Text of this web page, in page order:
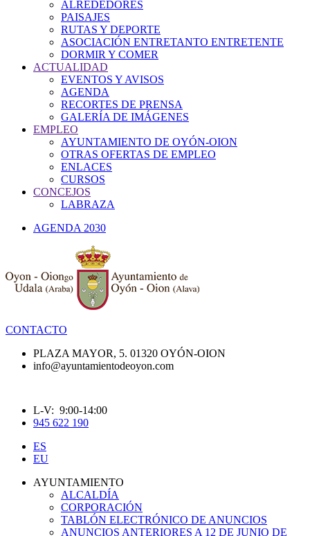
ALREDEDORES
PAISAJES
RUTAS Y DEPORTE
ASOCIACIÓN ENTRETANTO ENTRETENTE
DORMIR Y COMER
ACTUALIDAD
EVENTOS Y AVISOS
AGENDA
RECORTES DE PRENSA
GALERÍA DE IMÁGENES
EMPLEO
AYUNTAMIENTO DE OYÓN-OION
OTRAS OFERTAS DE EMPLEO
ENLACES
CURSOS
CONCEJOS
LABRAZA
AGENDA 2030
CONTACTO
PLAZA MAYOR, 5. 01320 OYÓN-OION
info@ayuntamientodeoyon.com
L-V: 9:00-14:00
945 622 190
ES
EU
AYUNTAMIENTO
ALCALDÍA
CORPORACIÓN
TABLÓN ELECTRÓNICO DE ANUNCIOS
ANUNCIOS ANTERIORES A 12 DE JUNIO DE